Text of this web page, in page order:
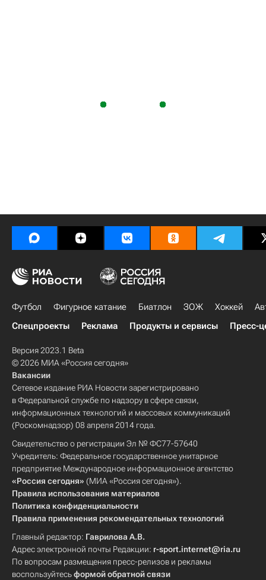
Футбол Фигурное катание Биатлон ЗОЖ Хоккей
Спецпроекты
Реклама Продукты и сервисы Пресс-
Версия 2023.1 Beta
© 2026 МИА «Россия сегодня»
Вакансии
Сетевое издание РИА Новости зарегистрировано
в Федеральной службе по надзору в сфере связи,
информационных технологий и массовых коммуникаций
(Роскомнадзор) 08 апреля 2014 года.
Свидетельство о регистрации Эл № ФС77-57640
Учредитель: Федеральное государственное унитарное
предприятие Международное информационное агентство
«Россия сегодня» (МИА «Россия сегодня»).
Правила использования материалов
Политика конфиденциальности
Правила применения рекомендательных технологий
Главный редактор: Гаврилова А.В.
Адрес электронной почты Редакции: r-sport.internet@ria.ru
По вопросам размещения пресс-релизов и рекламы
воспользуйтесьформой обратной связи